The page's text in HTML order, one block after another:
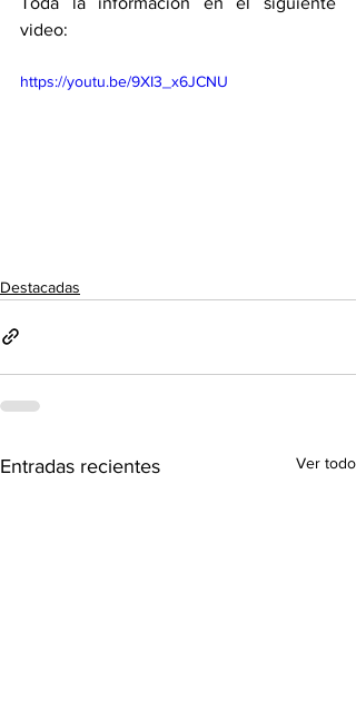
video:
https://youtu.be/9XI3_x6JCNU
Destacadas
Entradas recientes Ver todo